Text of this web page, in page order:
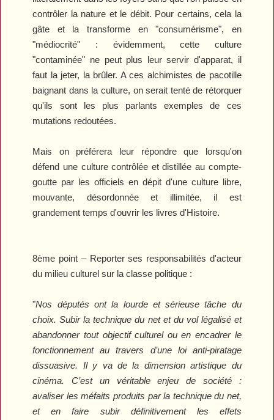
contrôler la nature et le débit. Pour certains, cela la
gâte et la transforme en "consumérisme", en
"médiocrité" : évidemment, cette culture
"contaminée" ne peut plus leur servir d'apparat, il
faut la jeter, la brûler. A ces alchimistes de pacotille
baignant dans la culture, on serait tenté de rétorquer
qu'ils sont les plus parlants exemples de ces
mutations redoutées.
Mais on préférera leur répondre que lorsqu'on
défend une culture contrôlée et distillée au compte-
goutte par les officiels en dépit d'une culture libre,
mouvante, désordonnée et illimitée, il est
grandement temps d'ouvrir les livres d'Histoire.
8ème point – Reporter ses responsabilités d'acteur
du milieu culturel sur la classe politique :
"Nos députés ont la lourde et sérieuse tâche du
choix. Subir la technique du net et du vol légalisé et
abandonner tout objectif culturel ou en encadrer le
fonctionnement au travers d’une loi anti-piratage
dissuasive. Il y va de la dimension artistique du
cinéma. C’est un véritable enjeu de société :
avaliser les méfaits produits par la technique du net,
et en faire subir définitivement les effets